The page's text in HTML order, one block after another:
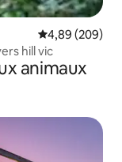
Note
4,89 (209)
hill vic
animaux